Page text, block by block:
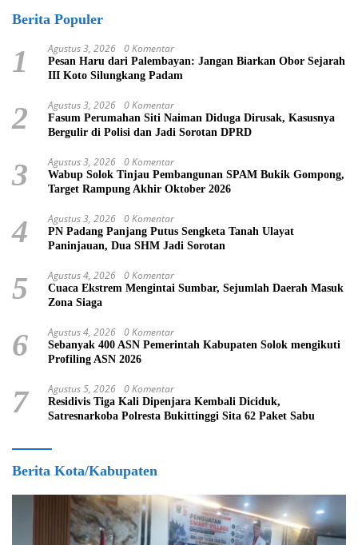
Berita Populer
1 Agustus 3, 2026 0 Komentar
Pesan Haru dari Palembayan: Jangan Biarkan Obor Sejarah
III Koto Silungkang Padam
2 Agustus 3, 2026 0 Komentar
Fasum Perumahan Siti Naiman Diduga Dirusak, Kasusnya
Bergulir di Polisi dan Jadi Sorotan DPRD
3 Agustus 3, 2026 0 Komentar
Wabup Solok Tinjau Pembangunan SPAM Bukik Gompong,
Target Rampung Akhir Oktober 2026
4 Agustus 3, 2026 0 Komentar
PN Padang Panjang Putus Sengketa Tanah Ulayat
Paninjauan, Dua SHM Jadi Sorotan
5 Agustus 4, 2026 0 Komentar
Cuaca Ekstrem Mengintai Sumbar, Sejumlah Daerah Masuk
Zona Siaga
6 Agustus 4, 2026 0 Komentar
Sebanyak 400 ASN Pemerintah Kabupaten Solok mengikuti
Profiling ASN 2026
7 Agustus 5, 2026 0 Komentar
Residivis Tiga Kali Dipenjara Kembali Diciduk,
Satresnarkoba Polresta Bukittinggi Sita 62 Paket Sabu
Berita Kota/Kabupaten